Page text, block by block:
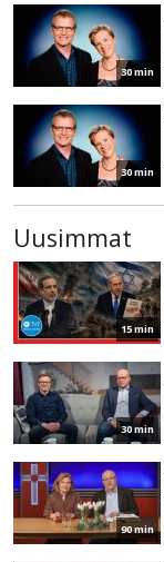
30 min
30 min
Uusimmat
15 min
30 min
90 min